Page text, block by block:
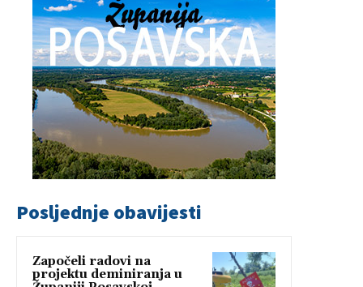
Posljednje obavijesti
Započeli radovi na
projektu deminiranja u